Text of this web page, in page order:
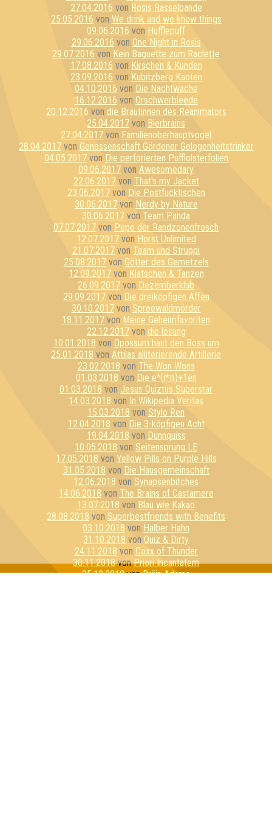
27.04.2016 von Rosis Rasselbande
25.05.2016 von We drink and we know things
09.06.2016 von Hufflepuff
29.06.2016 von One Night in Rosis
29.07.2016 von Kein Baguette zum Raclette
17.08.2016 von Kirschen & Kunden
23.09.2016 von Kubitzberg Kaoten
04.10.2016 von Die Nachtwache
16.12.2016 von Orschwerbleede
20.12.2016 von die Bräutinnen des Reanimators
25.04.2017 von Bierbrains
27.04.2017 von Familienoberhauptvogel
28.04.2017von Genossenschaft Gördener Gelegenheitstrinker
04.05.2017von Die perforierten Pufflolsterfolien
09.06.2017 von Awesomedary
22.06.2017von That's my Jacket
23.06.2017von Die Postfucktischen
30.06.2017von Nerdy by Nature
30.06.2017 von Team Panda
07.07.2017 von Pepe der Randzonenfrosch
12.07.2017von Horst Unlimited
21.07.2017 von Team und Struppi
25.08.2017von Götter des Gemetzels
12.09.2017von Klatschen & Tanzen
26.09.2017 von Dezemberklub
29.09.2017von Die dreiköpfigen Affen
30.10.2017von Spreewaldmörder
18.11.2017 von Meine Geheimfavoriten
22.12.2017von die lösung
10.01.2018 von Opossum haut den Boss um
25.01.2018 von Attilas alliterierende Artillerie
23.02.2018 von The Won Wons
01.03.2018 von Die e^(i*π)+1en
01.03.2018 von Jesus Quiztus Superstar
14.03.2018 von In Wikipedia Veritas
15.03.2018 von Stylo Ren
12.04.2018 von Die 3-köpfigen Acht
19.04.2018 von Dünnquiss
10.05.2018 von Seitensprung LE
17.05.2018 von Yellow Pills on Purple Hills
31.05.2018 von Die Hausgemeinschaft
12.06.2018 von Synapsenbitches
14.06.2018 von The Brains of Castamere
13.07.2018 von Blau wie Kakao
28.08.2018 von Superbestfriends with Benefits
03.10.2018 von Halber Hahn
31.10.2018 von Quiz & Dirty
24.11.2018 von Coxx of Thunder
30.11.2018vonPriori Incantatem
25.12.2018vonBräin Adams